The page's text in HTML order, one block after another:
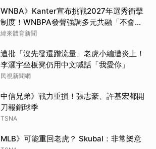
WNBA》Kanter宣布挑戰2027年選秀衝擊
制度！WNBPA發聲強調多元共融「不會成
為政治棋子」
緯來體育新聞
遭批「沒先發還蹭流量」老虎小編遭炎上！
李灝宇坐板凳仍用中文喊話「我愛你」
民視新聞網
中信兄弟》戰力重損！張志豪、許基宏都開
刀報銷球季
TSNA
MLB》可能重回老虎？ Skubal：非常樂意